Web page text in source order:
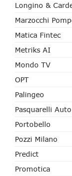
Longino &
Marzocchi
Matica Fintec
Metriks AI
Mondo TV
OPT
Palingeo
Pasquarelli Auto
Portobello
Pozzi Milano
Predict
Promotica